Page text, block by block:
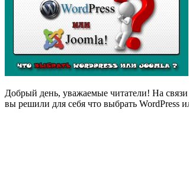
Добрый день, уважаемые читатели! На
вы решили для себя что выбрать WordPress